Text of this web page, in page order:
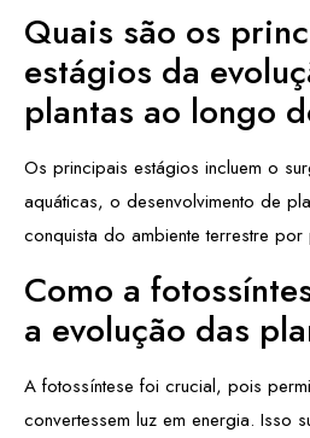
Quais são os
estágios da
plantas ao longo
Os principais estágios incluem o
aquáticas, o desenvolvimento de
conquista do ambiente terrestre
Como a
a evolução das
A fotossíntese foi crucial, pois
convertessem luz em energia. Isso